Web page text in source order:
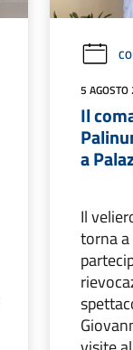
5
Il
a
Il
torna